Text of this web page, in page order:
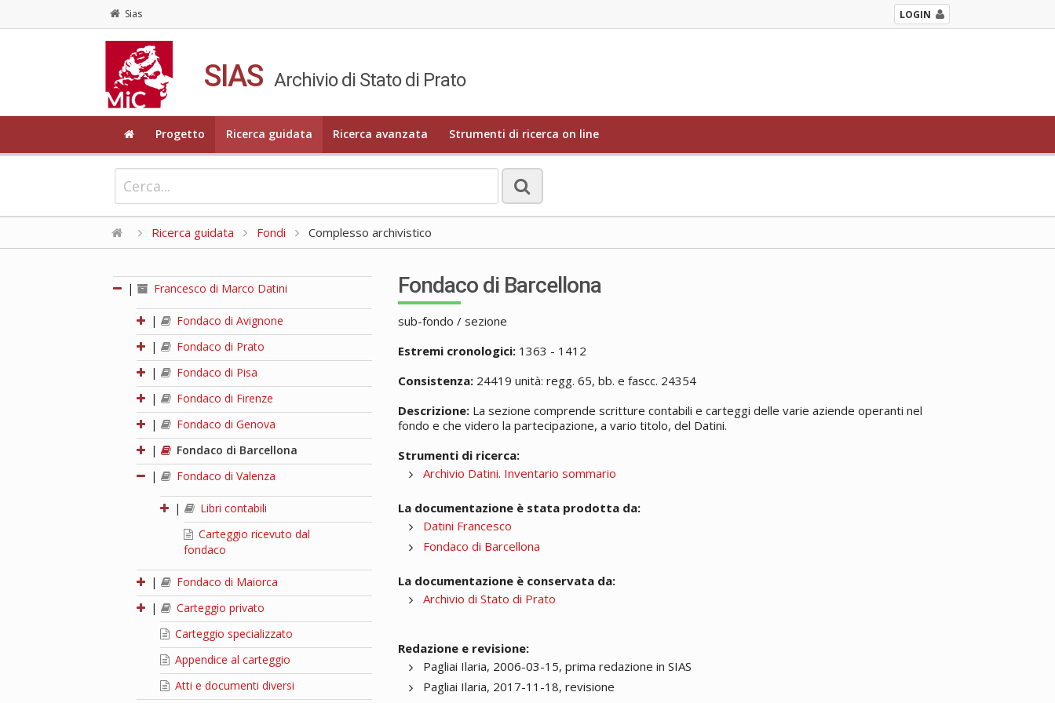
Sias LOGIN
SIAS Archivio di Stato di Prato
Progetto Ricerca guidata Ricerca avanzata Strumenti di ricerca on line
Ricerca guidata Fondi Complesso archivistico
| Francesco di Marco Datini
|
Fondaco di Avignone
|
Fondaco di Prato
|
Fondaco di Pisa
|
Fondaco di Firenze
|
Fondaco di Genova
|
Fondaco di Barcellona
|
Fondaco di Valenza
|
Libri contabili
Carteggio ricevuto dal
fondaco
|
Fondaco di Maiorca
|
Carteggio privato
Carteggio specializzato
Appendice al carteggio
Atti e documenti diversi
Fondaco di Barcellona
sub-fondo / sezione
Estremi cronologici: 1363 - 1412
Consistenza: 24419 unità: regg. 65, bb. e fascc. 24354
Descrizione: La sezione comprende scritture contabili e carteggi delle varie aziende operanti nel
fondo e che videro la partecipazione, a vario titolo, del Datini.
Strumenti di ricerca:
Archivio Datini. Inventario sommario
La documentazione è stata prodotta da:
Datini Francesco
Fondaco di Barcellona
La documentazione è conservata da:
Archivio di Stato di Prato
Redazione e revisione:
Pagliai Ilaria, 2006-03-15, prima redazione in SIAS
Pagliai Ilaria, 2017-11-18, revisione